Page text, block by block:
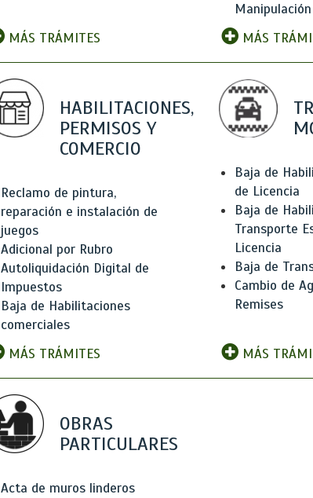
MÁS TRÁMITES
MÁS
HABILITACIONES,
PERMISOS Y
COMERCIO
Reclamo de pintura,
reparación e instalación de
juegos
Adicional por Rubro
Autoliquidación Digital de
Impuestos
Baja de Habilitaciones
comerciales
MÁS TRÁMITES
Baja de
de Licencia
Baja de
Transporte
Licencia
Baja de
Cambio de
Remises
MÁS
OBRAS
PARTICULARES
Acta de muros linderos